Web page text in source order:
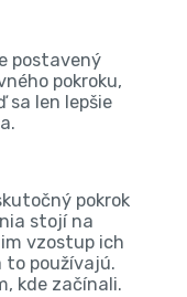
postavený
pokroku,
sa len lepšie
pokrok
stojí na
vzostup ich
to používajú.
kde začínali.